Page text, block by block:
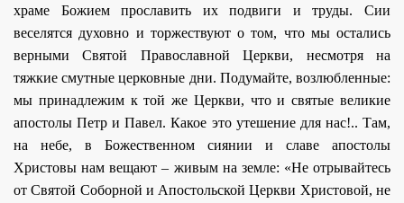
храме Божием пpославить их подвиги и тpуды. Сии
веселятся духовно и тоpжествуют о том, что мы остались
веpными Святой Православной Церкви, несмотpя на
тяжкие смутные цеpковные дни. Подумайте, возлюбленные:
мы принадлежим к той же Церкви, что и святые великие
апостолы Петр и Павел. Какое это утешение для нас!.. Там,
на небе, в Божественном сиянии и славе апостолы
Христовы нам вещают – живым на земле: «Не отpывайтесь
от Святой Собоpной и Апостольской Церкви Христовой, не